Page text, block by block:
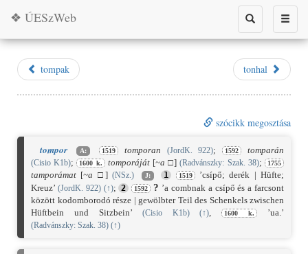
Toggle
Toggle
search
❖ ÚESzWeb
tompak tonhal
szócikk megosztása
tompor A: 1519 tomporan (JordK. 922); 1592 tomparán
(Cisio K1b); 1600 k. tomporáját[~a □](Radvánszky: Szak. 38); 1755
tamporámat [~a □](NSz.) J: 1 1519 ’csípő; derék | Hüfte;
Kreuz’ (JordK. 922) (↑); 2 1592 ? ’a combnak a csípő és a farcsont
között kodomborodó része | gewölbter Teil des Schenkels zwischen
Hüftbein und Sitzbein’ (Cisio K1b) (↑), 1600 k. ’ua.’
(Radvánszky: Szak. 38) (↑)